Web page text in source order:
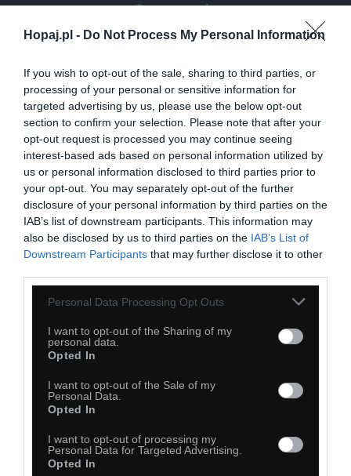
Hopaj.pl - Do Not Process My Personal Information
If you wish to opt-out of the sale, sharing to third parties, or
processing of your personal or sensitive information for
targeted advertising by us, please use the below opt-out
section to confirm your selection. Please note that after your
opt-out request is processed you may continue seeing
interest-based ads based on personal information utilized by
us or personal information disclosed to third parties prior to
your opt-out. You may separately opt-out of the further
disclosure of your personal information by third parties on the
IAB’s list of downstream participants. This information may
also be disclosed by us to third parties on the IAB’s List of
Downstream Participants that may further disclose it to other
Personal Data Processing Opt Outs
I want to opt-out of the Sharing of my
personal data.
Opted In
I want to opt-out of the Sale of my
Personal Data.
Opted In
I want to opt-out of processing my
Personal Data for Targeted Advertising.
Opted In
Sprawaczenie
Dodaj do ulubionych Dodaj do przyjaciół